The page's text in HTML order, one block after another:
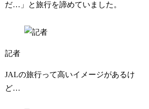
だ…」と旅行を諦めていました。
記者
JALの旅行って高いイメージがあるけ
ど…